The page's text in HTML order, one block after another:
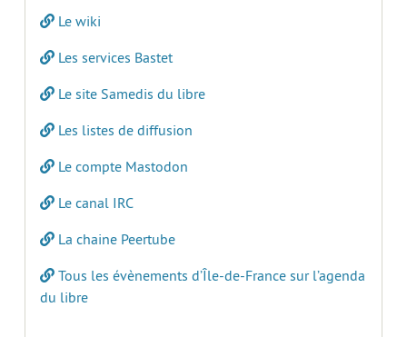
Le wiki
Les services Bastet
Le site Samedis du libre
Les listes de diffusion
Le compte Mastodon
Le canal IRC
La chaine Peertube
Tous les évènements d’Île-de-France sur l’agenda
du libre